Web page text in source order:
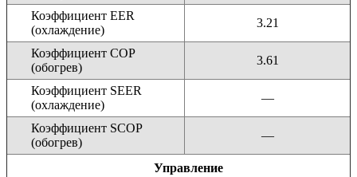
Коэффициент EER
(охлаждение)
3.21
Коэффициент COP
(обогрев)
3.61
Коэффициент SEER
(охлаждение)
—
Коэффициент SCOP
(обогрев)
—
Управление